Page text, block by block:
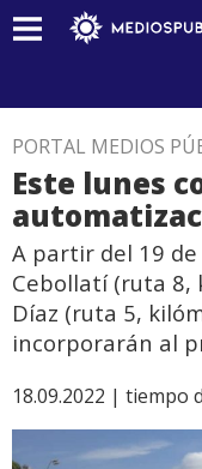
PORTAL MEDIOS
Este lunes
A partir del 19
Cebollatí (ruta 8,
Díaz (ruta 5,
incorporarán al
18.09.2022 | tiempo